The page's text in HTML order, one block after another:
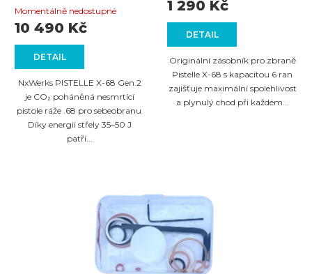
hodnocení
4,1
z
5
hvězdiček.
Momentálně nedostupné
DETAIL
10 490 Kč
NxWerks PISTELLE X-68 Gen.2
je CO₂ poháněná nesmrtící
pistole ráže .68 pro sebeobranu.
Díky energii střely 35–50 J
patří...
spolehlivost
DETAIL
1 290 Kč
Originální zásobník pro zbraně
Pistelle X-68 s kapacitou 6 ran
zajišťuje maximální spolehlivost
a plynulý chod při každém...